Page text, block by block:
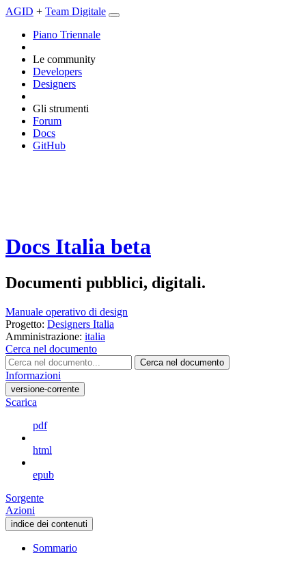
AGID + Team Digitale
Piano Triennale
Le community
Developers
Designers
Gli strumenti
Forum
Docs
GitHub
Docs Italia beta
Documenti pubblici, digitali.
Manuale operativo di design
Progetto: Designers Italia
Amministrazione: italia
Cerca nel documento
Cerca nel documento
Informazioni
versione-corrente
Scarica
pdf
html
epub
Sorgente
Azioni
indice dei contenuti
Sommario